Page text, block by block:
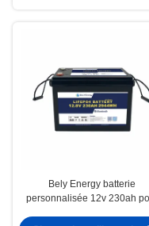
Bely Energy batterie
personnalisée 12v 230ah